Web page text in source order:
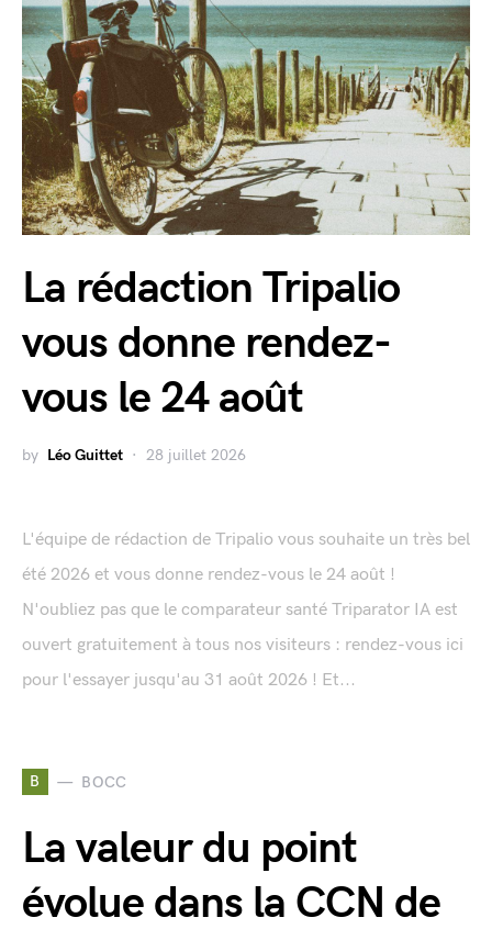
La rédaction Tripalio
vous donne rendez-
vous le 24 août
by Léo Guittet 28 juillet 2026
L'équipe de rédaction de Tripalio vous souhaite un très bel
été 2026 et vous donne rendez-vous le 24 août !
N'oubliez pas que le comparateur santé Triparator IA est
ouvert gratuitement à tous nos visiteurs : rendez-vous ici
pour l'essayer jusqu'au 31 août 2026 ! Et...
B BOCC
La valeur du point
évolue dans la CCN de